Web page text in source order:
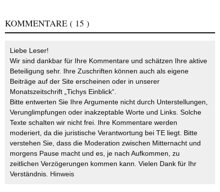
KOMMENTARE ( 15 )
Liebe Leser!
Wir sind dankbar für Ihre Kommentare und schätzen Ihre aktive
Beteiligung sehr. Ihre Zuschriften können auch als eigene
Beiträge auf der Site erscheinen oder in unserer
Monatszeitschrift „Tichys Einblick“.
Bitte entwerten Sie Ihre Argumente nicht durch Unterstellungen,
Verunglimpfungen oder inakzeptable Worte und Links. Solche
Texte schalten wir nicht frei. Ihre Kommentare werden
moderiert, da die juristische Verantwortung bei TE liegt. Bitte
verstehen Sie, dass die Moderation zwischen Mitternacht und
morgens Pause macht und es, je nach Aufkommen, zu
zeitlichen Verzögerungen kommen kann. Vielen Dank für Ihr
Verständnis. Hinweis